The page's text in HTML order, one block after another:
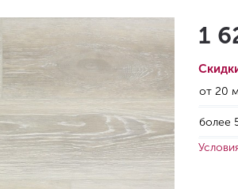
1
от 20
более